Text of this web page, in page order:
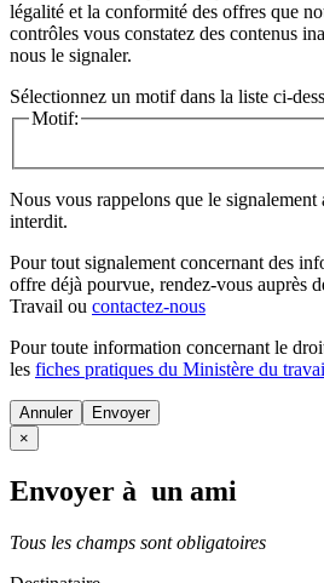
légalité et la conformité des offres que
contrôles vous constatez des contenus
nous le signaler.
Sélectionnez un motif dans la liste ci-
Motif:
Nous vous rappelons que le signalement
interdit.
Pour tout signalement concernant des
offre déjà pourvue, rendez-vous auprès
Travail ou contactez-nous
Pour toute information concernant le
les fiches pratiques du Ministère du
Annuler
×
Envoyer à un ami
Tous les champs sont obligatoires